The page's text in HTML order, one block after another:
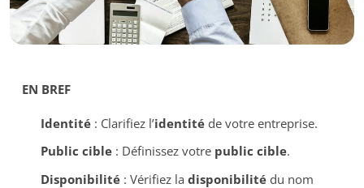
EN BREF
Identité: Clarifiez l’identitéde votre entreprise.
Public cible: Définissez votre public cible.
Disponibilité: Vérifiez la disponibilitédu nom